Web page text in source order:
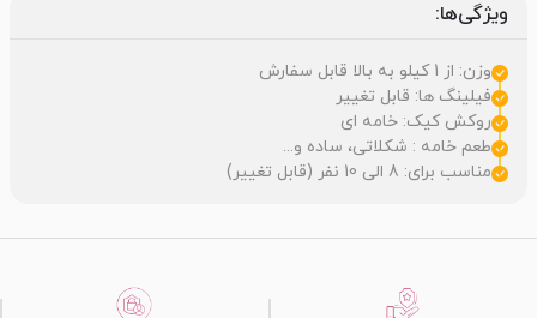
ویژگی‌ها:
وزن: از 1 کیلو به بالا قابل سفارش
فیلینگ ها: قابل تغییر
روکش کیک: خامه ای
طعم خامه : شکلاتی، ساده و...
مناسب برای: 8 الی 10 نفر (قابل تغییر)